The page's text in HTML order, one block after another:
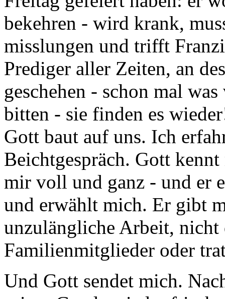
bekehren - wird krank,
misslungen und trifft
Prediger aller Zeiten, an
geschehen - schon mal
bitten - sie finden es
Gott baut auf uns. Ich
Beichtgespräch. Gott
mir voll und ganz - und er
und erwählt mich. Er gibt
unzulängliche Arbeit, nicht
Familienmitglieder oder
Und Gott sendet mich.